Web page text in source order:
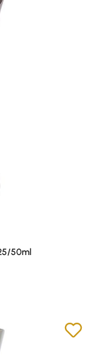
5 Sternen
50ml